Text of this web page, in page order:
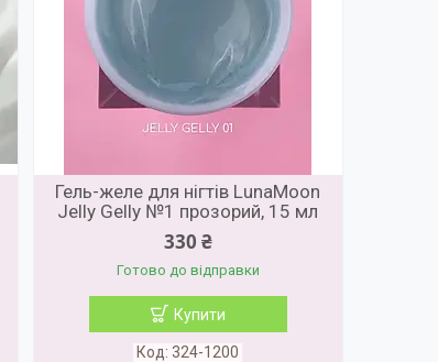
Гель-желе для нігтів LunaMoon
Jelly Gelly №1 прозорий, 15 мл
330 ₴
Готово до відправки
Купити
324-1200